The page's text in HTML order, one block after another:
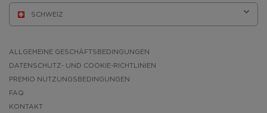
SPRACHE:
ALLGEMEINE GESCHÄFTSBEDINGUNGEN
DATENSCHUTZ- UND COOKIE-RICHTLINIEN
PREMIO NUTZUNGSBEDINGUNGEN
FAQ
KONTAKT